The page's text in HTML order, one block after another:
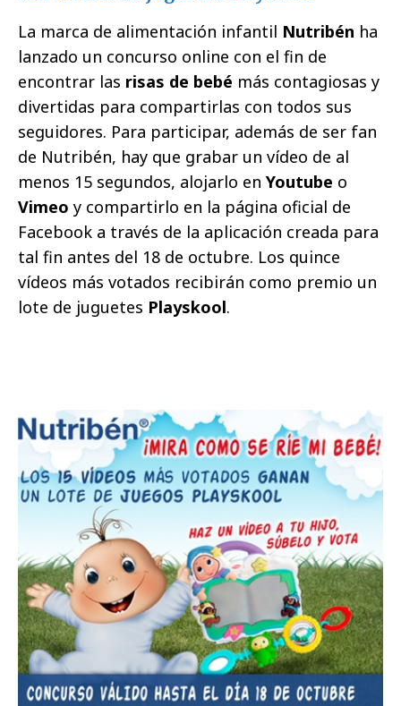
La marca de alimentación infantil Nutribén ha
lanzado un concurso online con el fin de
encontrar las risas de bebé más contagiosas y
divertidas para compartirlas con todos sus
seguidores. Para participar, además de ser fan
de Nutribén, hay que grabar un vídeo de al
menos 15 segundos, alojarlo en Youtube o
Vimeo y compartirlo en la página oficial de
Facebook a través de la aplicación creada para
tal fin antes del 18 de octubre. Los quince
vídeos más votados recibirán como premio un
lote de juguetes Playskool.